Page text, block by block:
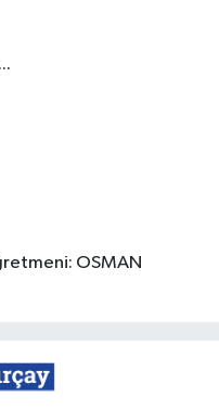
OSMAN